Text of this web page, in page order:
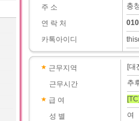
주 소
연 락 처
카톡아이디
충
근무지역
근무시간
급 여
성 별
[대
추
여